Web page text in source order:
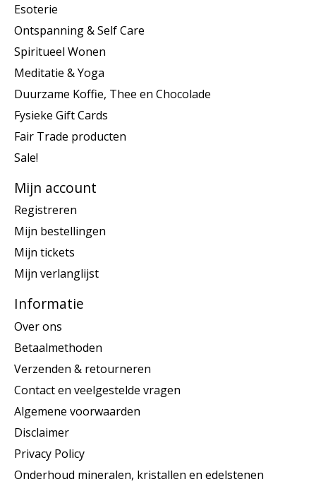
Esoterie
Ontspanning & Self Care
Spiritueel Wonen
Meditatie & Yoga
Duurzame Koffie, Thee en Chocolade
Fysieke Gift Cards
Fair Trade producten
Sale!
Mijn account
Registreren
Mijn bestellingen
Mijn tickets
Mijn verlanglijst
Informatie
Over ons
Betaalmethoden
Verzenden & retourneren
Contact en veelgestelde vragen
Algemene voorwaarden
Disclaimer
Privacy Policy
Onderhoud mineralen, kristallen en edelstenen